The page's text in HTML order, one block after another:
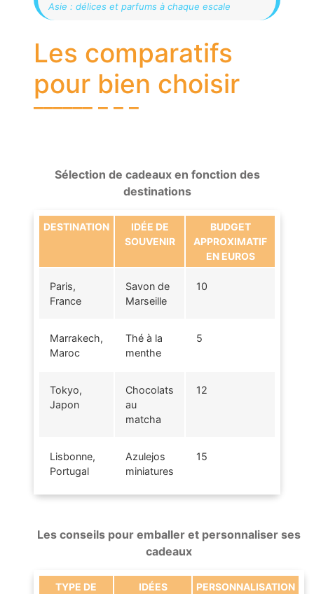
Asie : délices et parfums à chaque escale
Les comparatifs
pour bien choisir
Sélection de cadeaux en fonction des
destinations
DESTINATION
IDÉE DE
SOUVENIR
BUDGET
APPROXIMATIF
EN EUROS
Paris,
France
Savon de
Marseille
10
Marrakech,
Maroc
Thé à la
menthe
5
Tokyo,
Japon
Chocolats
au
matcha
12
Lisbonne,
Portugal
Azulejos
miniatures
15
Les conseils pour emballer et personnaliser ses
cadeaux
TYPE DE
IDÉES
PERSONNALISATION